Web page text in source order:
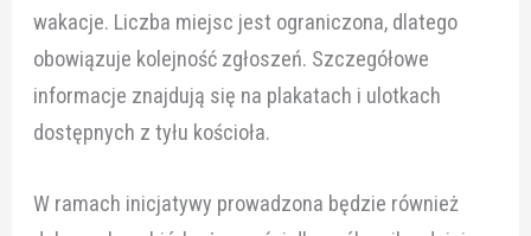
wakacje. Liczba miejsc jest ograniczona, dlatego
obowiązuje kolejność zgłoszeń. Szczegółowe
informacje znajdują się na plakatach i ulotkach
dostępnych z tyłu kościoła.
W ramach inicjatywy prowadzona będzie również